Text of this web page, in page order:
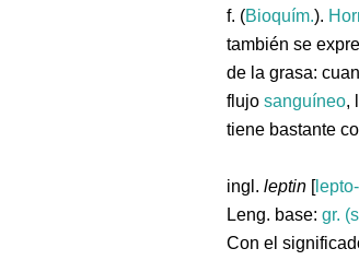
f. (Bioquím.).
también se
de la grasa:
flujo sanguíneo,
tiene bastante
ingl. leptin [lepto-
Leng. base: gr.
Con el